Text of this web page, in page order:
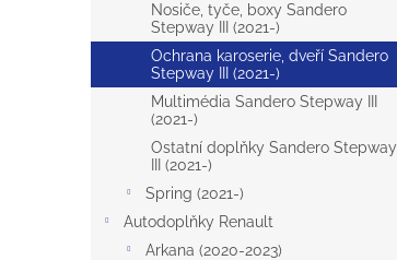
Nosiče, tyče, boxy Sandero
Stepway III (2021-)
Ochrana karoserie, dveří Sandero
Stepway III (2021-)
Multimédia Sandero Stepway III
(2021-)
Ostatní doplňky Sandero Stepway
III (2021-)
Spring (2021-)
Autodoplňky Renault
Arkana (2020-2023)